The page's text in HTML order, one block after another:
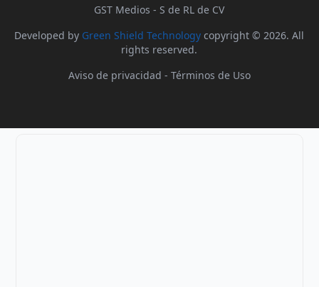
GST Medios - S de RL de CV
Developed by Green Shield Technology copyright © 2026. All
rights reserved.
Aviso de privacidad - Términos de Uso